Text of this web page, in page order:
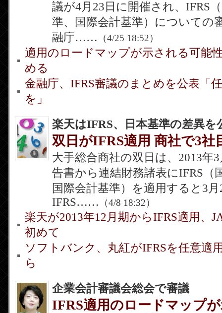
議が4月23日に開催され、IFRS
準、国際会計基準）についての
融庁…… （4/25 18:52）
適用のロードマップが示される可能
める
金融庁、IFRS審議のまとめを公表「
を」
楽天はIFRS、日本基準の差異を
双日がIFRS適用 商社で3社
大手総合商社の双日は、2013年
告書から連結財務諸表にIFRS（
国際会計基準）を適用すると3
IFRS…… （4/8 18:32）
楽天が2013年12月期からIFRS適用、
初めて
ソフトバンク、丸紅がIFRSを任意適
ら
企業会計審議会総会で審議
IFRS適用のロードマップ